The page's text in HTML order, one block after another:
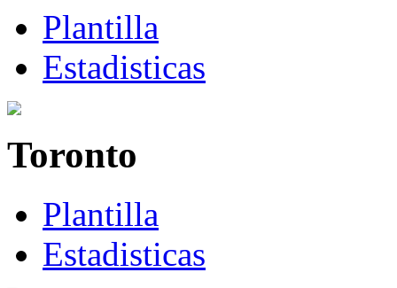
Plantilla
Estadisticas
Toronto
Plantilla
Estadisticas